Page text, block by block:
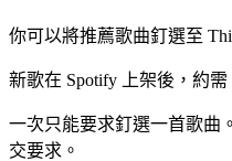
你可以將推薦歌曲釘選至
新歌在 Spotify 上架後，約
一次只能要求釘選一首歌曲
交要求。